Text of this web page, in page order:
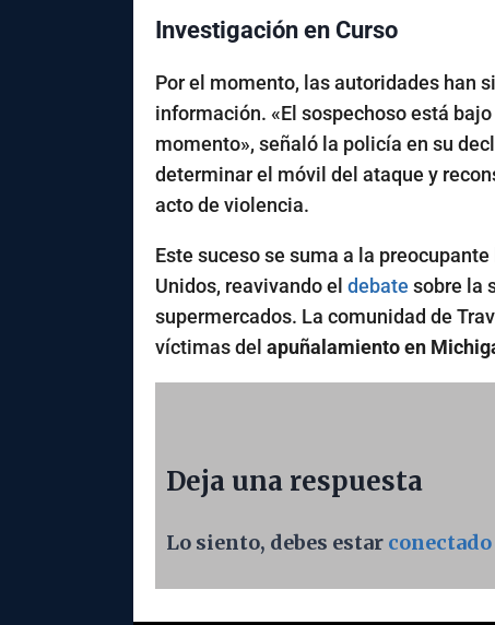
Investigación en Curso
Por el momento, las autoridades han
información. «El sospechoso está
momento», señaló la policía en su
determinar el móvil del ataque y
acto de violencia.
Este suceso se suma a la
Unidos, reavivando el debate sobre la
supermercados. La comunidad de
víctimas del apuñalamiento en
Deja una respuesta
Lo siento, debes estar conectado